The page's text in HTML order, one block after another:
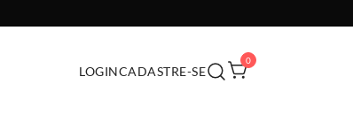
LOGINCADASTRE-SE
0